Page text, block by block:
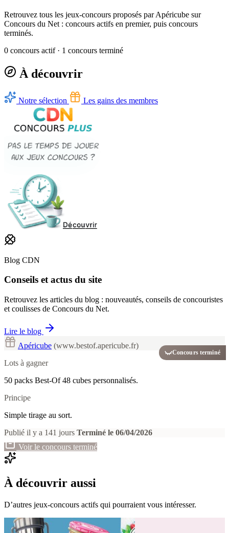
Retrouvez tous les jeux-concours proposés par Apéricube sur
Concours du Net : concours actifs en premier, puis concours
terminés.
0 concours actif · 1 concours terminé
À découvrir
Notre sélection Les gains des membres
Blog CDN
Conseils et actus du site
Retrouvez les articles du blog : nouveautés, conseils de concouristes
et coulisses de Concours du Net.
Lire le blog
Concours terminé
Apéricube (www.bestof.apericube.fr)
Lots à gagner
50 packs Best-Of 48 cubes personnalisés.
Principe
Simple tirage au sort.
Publié il y a 141 jours Terminé le 06/04/2026
Voir le concours terminé
À découvrir aussi
D’autres jeux-concours actifs qui pourraient vous intéresser.